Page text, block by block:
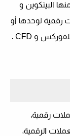
عملة رقمية منها البيتكوين و
يمكن من خلالها تداول 9 عملات رقمية لوحدها أو
CFD
.
رقمية،
الرقمية،